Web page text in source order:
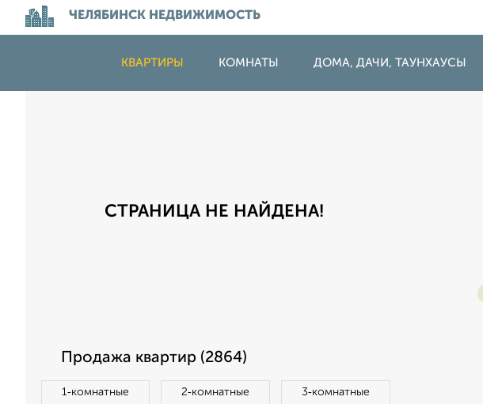
ЧЕЛЯБИНСК НЕДВИЖИМОСТЬ
КВАРТИРЫ КОМНАТЫ ДОМА, ДАЧИ, ТАУНХАУСЫ
СТРАНИЦА НЕ НАЙДЕНА!
Продажа квартир (2864)
1‑комнатные 2‑комнатные 3‑комнатные